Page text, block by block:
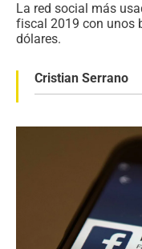
La red social más
fiscal 2019 con unos
dólares.
Cristian Serrano